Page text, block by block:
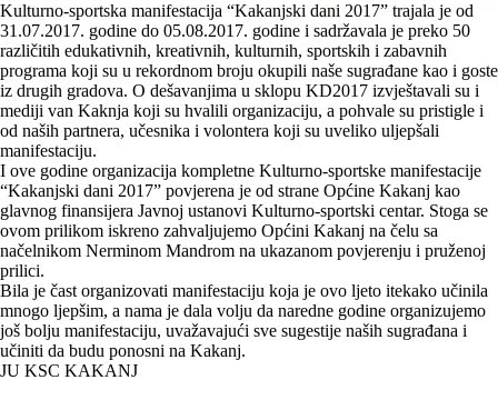
Kulturno-sportska manifestacija “Kakanjski dani 2017” trajala je od
31.07.2017. godine do 05.08.2017. godine i sadržavala je preko 50
različitih edukativnih, kreativnih, kulturnih, sportskih i zabavnih
programa koji su u rekordnom broju okupili naše sugrađane kao i goste
iz drugih gradova. O dešavanjima u sklopu KD2017 izvještavali su i
mediji van Kaknja koji su hvalili organizaciju, a pohvale su pristigle i
od naših partnera, učesnika i volontera koji su uveliko uljepšali
manifestaciju.
I ove godine organizacija kompletne Kulturno-sportske manifestacije
“Kakanjski dani 2017” povjerena je od strane Općine Kakanj kao
glavnog finansijera Javnoj ustanovi Kulturno-sportski centar. Stoga se
ovom prilikom iskreno zahvaljujemo Općini Kakanj na čelu sa
načelnikom Nerminom Mandrom na ukazanom povjerenju i pruženoj
prilici.
Bila je čast organizovati manifestaciju koja je ovo ljeto itekako učinila
mnogo ljepšim, a nama je dala volju da naredne godine organizujemo
još bolju manifestaciju, uvažavajući sve sugestije naših sugrađana i
učiniti da budu ponosni na Kakanj.
JU KSC KAKANJ